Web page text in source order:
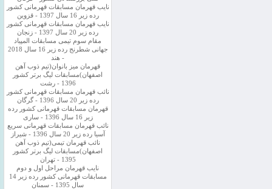
نایب قهرمان مسابقات قهرمانی کشور
رده زیر 16 سال 1397 - قزوین
نایب قهرمان مسابقات قهرمانی کشور
رده زیر 20 سال 1397 - زنجان
مقام سوم تیمی مسابقات المپیاد
جهانی شطرنج رده زیر 16 سال 2018
- هند
قهرمان میز بانوان(تیم ذوب آهن
اصفهان)مسابقات لیگ برتر کشور
1396 - رشت
نائب قهرمان مسابقات قهرمانی کشور
رده زیر 20 سال 1396 - گرگان
قهرمان مسابقات قهرمانی کشور رده
زیر 16 سال 1396 - ساری
نائب قهرمان مسابقات قهرمانی سریع
آسیا رده زیر 20 سال 1396 - شیراز
نائب قهرمان تیمی(تیم ذوب آهن
اصفهان)مسابقات لیگ برتر کشور
1395 - تهران
نایب قهرمان مراحل اول و دوم
مسابقات قهرمانی کشور رده زیر 14
سال 1395 - سمنان